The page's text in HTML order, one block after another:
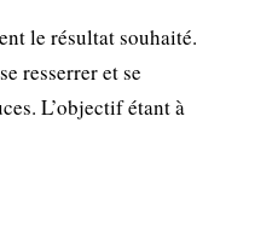
le résultat souhaité.
resserrer et se
L’objectif étant à